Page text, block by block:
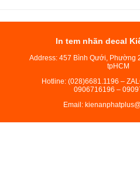
In tem nhãn decal
Address: 457 Bình Qưới, Phường
tpHCM
Hotline: (028)6681.1196 –
0906716196 –
Email: